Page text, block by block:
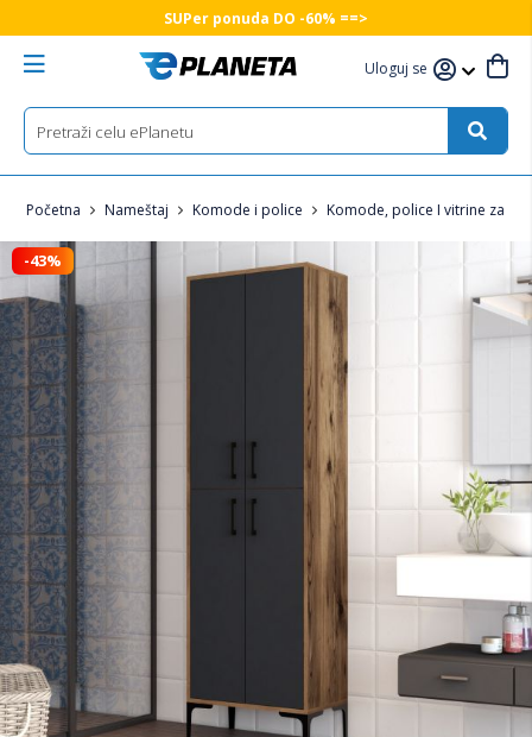
SUPer ponuda DO -60% ==>
Uloguj se
Početna Nameštaj Komode i police Komode, police I vitrine za
-43%